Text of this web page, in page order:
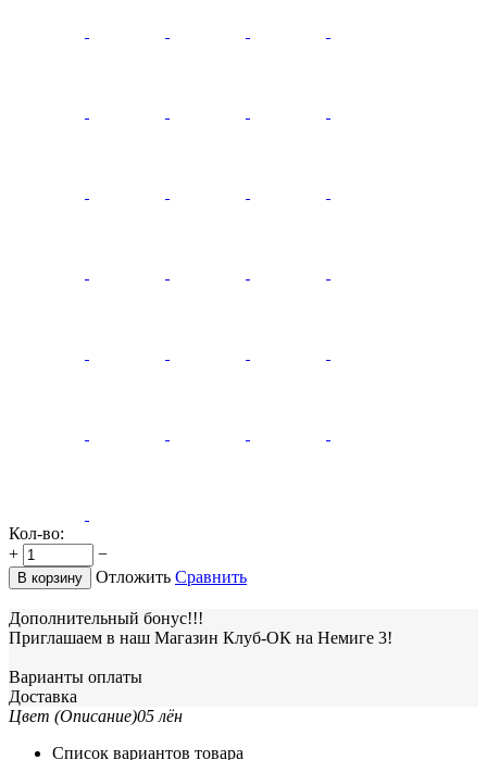
Кол-во:
+
−
В корзину Отложить Сравнить
Дополнительный бонус!!!
Приглашаем в наш Магазин Клуб-ОК на Немиге 3!
Варианты оплаты
Доставка
Цвет (Описание)05 лён
Список вариантов товара